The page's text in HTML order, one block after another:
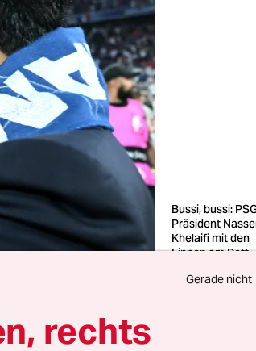
Bussi, bussi:
Präsident
Khelaifi mit den
Lippen am Pott
Gerade nicht
rechts